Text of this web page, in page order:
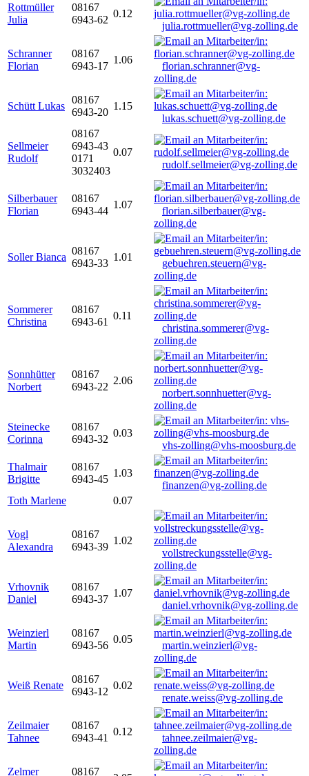
Rottmüller
Julia
08167
6943-62
0.12
julia.rottmueller@vg-zolling.de
Schranner
Florian
08167
6943-17
1.06
florian.schranner@vg-
zolling.de
Schütt Lukas
08167
6943-20
1.15
lukas.schuett@vg-zolling.de
Sellmeier
Rudolf
08167
6943-43
0171
3032403
0.07
rudolf.sellmeier@vg-zolling.de
Silberbauer
Florian
08167
6943-44
1.07
florian.silberbauer@vg-
zolling.de
Soller Bianca
08167
6943-33
1.01
gebuehren.steuern@vg-
zolling.de
Sommerer
Christina
08167
6943-61
0.11
christina.sommerer@vg-
zolling.de
Sonnhütter
Norbert
08167
6943-22
2.06
norbert.sonnhuetter@vg-
zolling.de
Steinecke
Corinna
08167
6943-32
0.03
vhs-zolling@vhs-moosburg.de
Thalmair
Brigitte
08167
6943-45
1.03
finanzen@vg-zolling.de
Toth Marlene
0.07
Vogl
Alexandra
08167
6943-39
1.02
vollstreckungsstelle@vg-
zolling.de
Vrhovnik
Daniel
08167
6943-37
1.07
daniel.vrhovnik@vg-zolling.de
Weinzierl
Martin
08167
6943-56
0.05
martin.weinzierl@vg-
zolling.de
Weiß Renate
08167
6943-12
0.02
renate.weiss@vg-zolling.de
Zeilmaier
Tahnee
08167
6943-41
0.12
tahnee.zeilmaier@vg-
zolling.de
Zelmer
08167